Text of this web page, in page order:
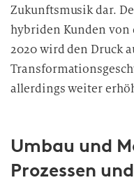
a
r
i
t
g
Zukunftsmusik dar.
hybriden Kunden von
2020 wird den Druck
allerdings weiter
Umbau und
Prozessen